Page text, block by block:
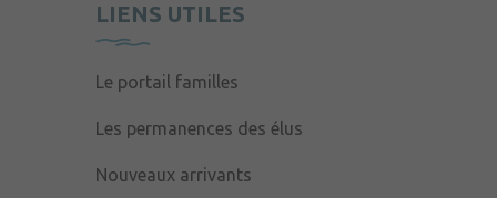
LIENS UTILES
Le portail familles
Les permanences des élus
Nouveaux arrivants